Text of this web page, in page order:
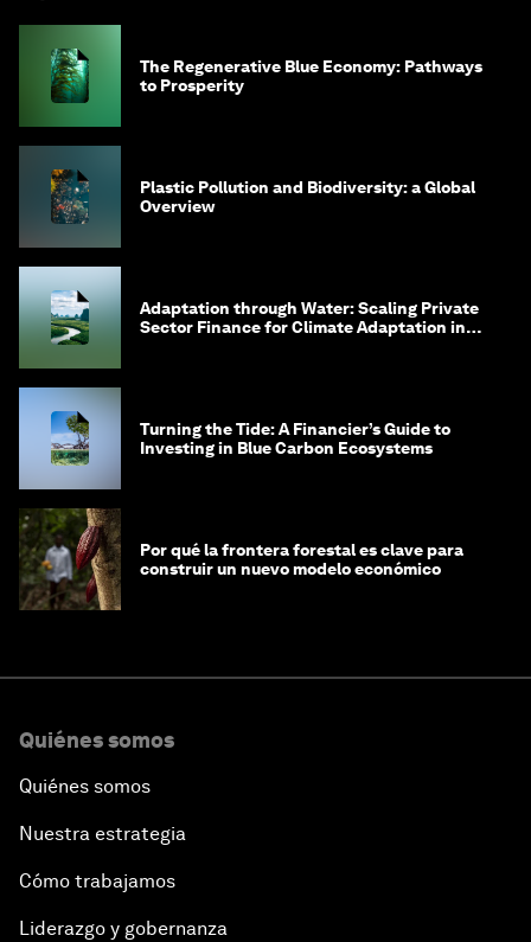
The Regenerative Blue Economy: Pathways
to Prosperity
Plastic Pollution and Biodiversity: a Global
Overview
Adaptation through Water: Scaling Private
Sector Finance for Climate Adaptation in
Turning the Tide: A Financier’s Guide to
Investing in Blue Carbon Ecosystems
Por qué la frontera forestal es clave para
construir un nuevo modelo económico
Quiénes somos
Quiénes somos
Nuestra estrategia
Cómo trabajamos
Liderazgo y gobernanza